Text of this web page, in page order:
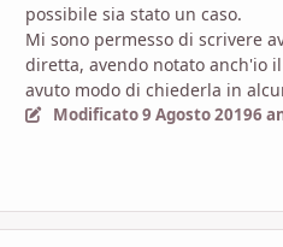
possibile sia stato un caso.
Mi sono permesso di scrivere
diretta, avendo notato anch'io
avuto modo di chiederla in
Modificato9 Agosto 20196